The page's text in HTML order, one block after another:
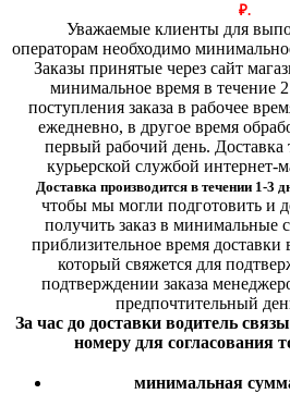
₽.
Уважаемые клиенты для
операторам необходимо
Заказы принятые через сайт
минимальное время в течение
поступления заказа в рабочее
ежедневно, в другое время
первый рабочий день. Доставка
курьерской службой
Доставка производится в течении 1-3
чтобы мы могли подготовить и
получить заказ в минимальные
приблизительное время
который свяжется для
подтверждении заказа
предпочтительный
За час до доставки водитель
номеру для согласования
минимальная